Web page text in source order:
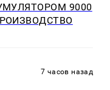
9000
7 часов назад